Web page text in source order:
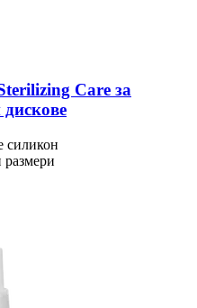
Care за
силикон